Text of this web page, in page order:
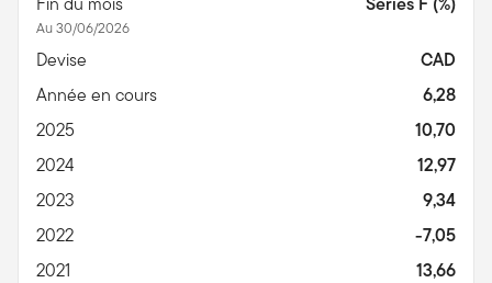
Au 30/06/2026
Devise
CAD
Année en cours
6,28
2025
10,70
2024
12,97
2023
9,34
2022
-7,05
2021
13,66